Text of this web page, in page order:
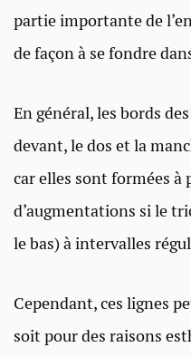
partie importante de
de façon à se fondre
En général, les bords
devant, le dos et la
car elles sont formées
d’augmentations si le
le bas) à intervalles
Cependant, ces lignes
soit pour des raisons